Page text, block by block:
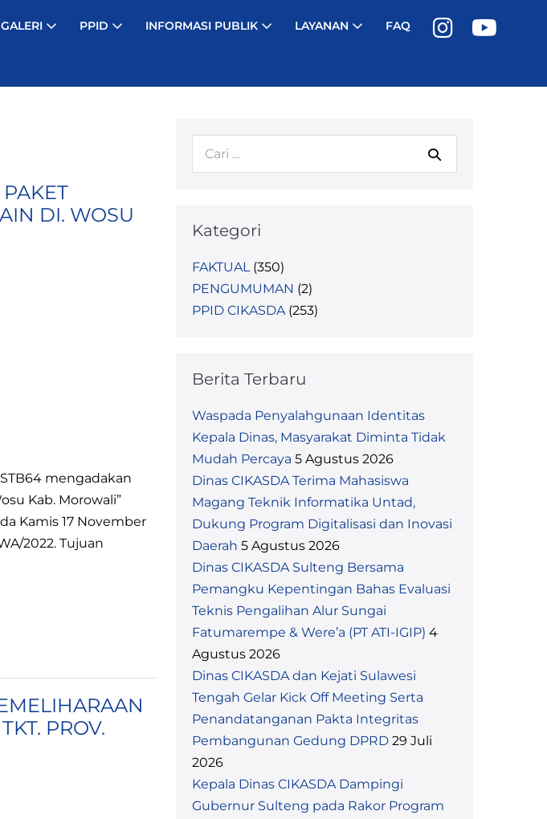
GALERI PPID INFORMASI PUBLIK LAYANAN FAQ
DI. WOSU
mengadakan
Kab. Morowali”
Kamis 17 November
2022. Tujuan
PROV.
Pencarian
Kategori
FAKTUAL(350)
PENGUMUMAN (2)
PPID CIKASDA(253)
Berita Terbaru
Waspada Penyalahgunaan Identitas
Kepala Dinas, Masyarakat Diminta Tidak
Mudah Percaya 5 Agustus 2026
Dinas CIKASDA Terima Mahasiswa
Magang Teknik Informatika Untad,
Dukung Program Digitalisasi dan Inovasi
Daerah 5 Agustus 2026
Dinas CIKASDA Sulteng Bersama
Pemangku Kepentingan Bahas Evaluasi
Teknis Pengalihan Alur Sungai
Fatumarempe & Were’a (PT ATI-IGIP) 4
Agustus 2026
Dinas CIKASDA dan Kejati Sulawesi
Tengah Gelar Kick Off Meeting Serta
Penandatanganan Pakta Integritas
Pembangunan Gedung DPRD 29 Juli
2026
Kepala Dinas CIKASDA Dampingi
Gubernur Sulteng pada Rakor Program